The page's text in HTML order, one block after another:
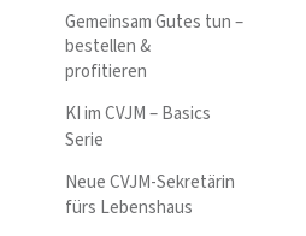
Gemeinsam Gutes tun –
bestellen &
profitieren
KI im CVJM – Basics
Serie
Neue CVJM-Sekretärin
fürs Lebenshaus